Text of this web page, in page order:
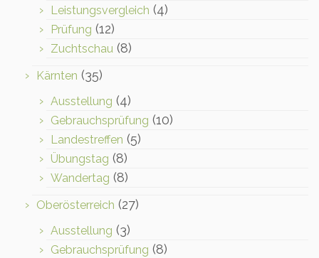
Leistungsvergleich (4)
Prüfung (12)
Zuchtschau (8)
Kärnten (35)
Ausstellung (4)
Gebrauchsprüfung (10)
Landestreffen (5)
Übungstag (8)
Wandertag (8)
Oberösterreich (27)
Ausstellung (3)
Gebrauchsprüfung (8)